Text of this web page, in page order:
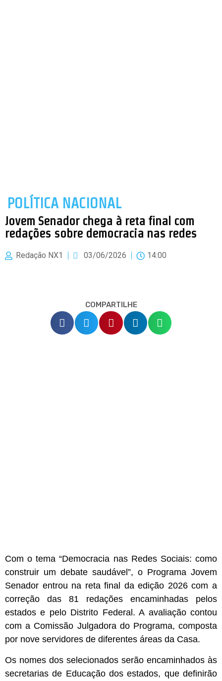
POLÍTICA NACIONAL
Jovem Senador chega à reta final com
redações sobre democracia nas redes
Redação NX1 03/06/2026 14:00
COMPARTILHE
Com o tema “Democracia nas Redes Sociais: como
construir um debate saudável”, o Programa Jovem
Senador entrou na reta final da edição 2026 com a
correção das 81 redações encaminhadas pelos
estados e pelo Distrito Federal. A avaliação contou
com a Comissão Julgadora do Programa, composta
por nove servidores de diferentes áreas da Casa.
Os nomes dos selecionados serão encaminhados às
secretarias de Educação dos estados, que definirão